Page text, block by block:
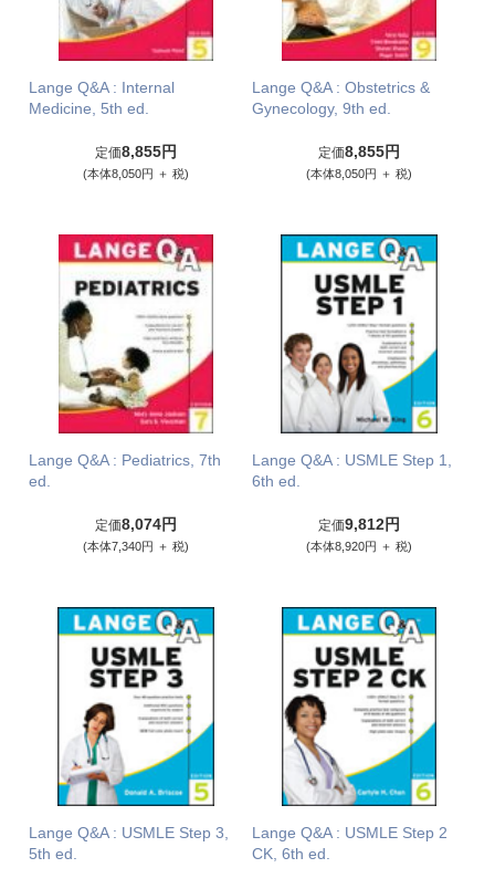
Lange Q&A : Internal
Medicine, 5th ed.
定価8,855円
(本体8,050円 ＋ 税)
Lange Q&A : Obstetrics &
Gynecology, 9th ed.
定価8,855円
(本体8,050円 ＋ 税)
Lange Q&A : Pediatrics, 7th
ed.
定価8,074円
(本体7,340円 ＋ 税)
Lange Q&A : USMLE Step 1,
6th ed.
定価9,812円
(本体8,920円 ＋ 税)
Lange Q&A : USMLE Step 3,
5th ed.
Lange Q&A : USMLE Step 2
CK, 6th ed.